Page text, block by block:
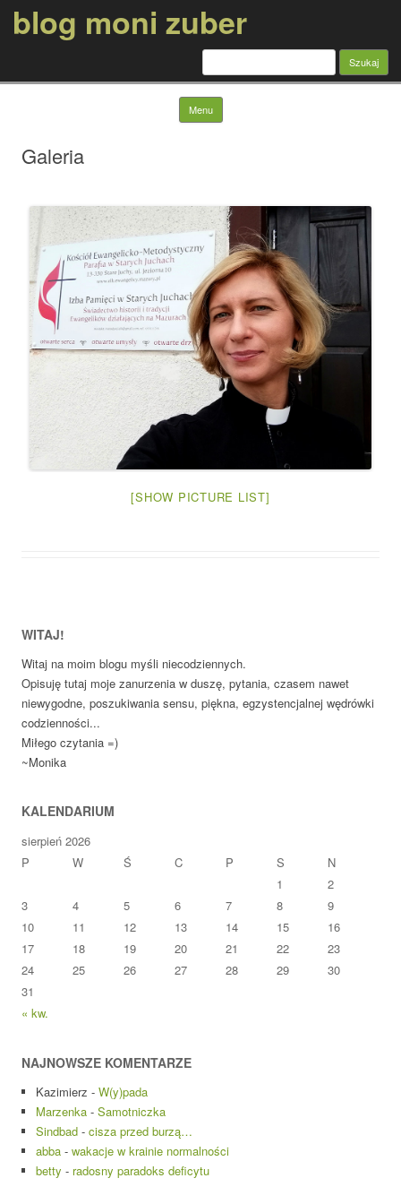
blog moni zuber
Szukaj:
Menu Skip to content
Galeria
[SHOW PICTURE LIST]
WITAJ!
Witaj na moim blogu myśli niecodziennych.
Opisuję tutaj moje zanurzenia w duszę, pytania, czasem nawet
niewygodne, poszukiwania sensu, piękna, egzystencjalnej wędrówki
codzienności...
Miłego czytania =)
~Monika
KALENDARIUM
sierpień 2026
P
W Ś C P S N
« kw.
1
2
3
4 5 6 7 8
9
10
11 12 13 14 15
16
17
18 19 20 21 22
23
24
25 26 27 28 29
30
31
NAJNOWSZE KOMENTARZE
Kazimierz - W(y)pada
Marzenka - Samotniczka
Sindbad - cisza przed burzą…
abba - wakacje w krainie normalności
betty - radosny paradoks deficytu